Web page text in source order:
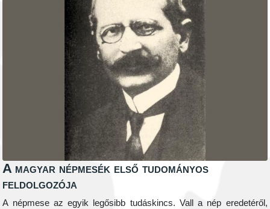
A magyar népmesék első tudományos
feldolgozója
A népmese az egyik legősibb tudáskincs. Vall a nép eredetéről,